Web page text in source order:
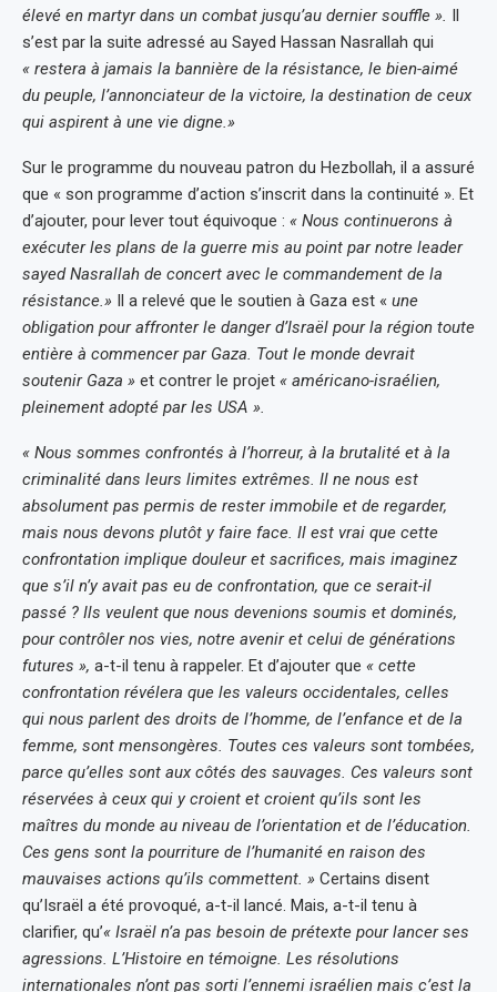
élevé en martyr dans un combat jusqu’au dernier souffle ». Il
s’est par la suite adressé au Sayed Hassan Nasrallah qui
« restera à jamais la bannière de la résistance, le bien-aimé
du peuple, l’annonciateur de la victoire, la destination de ceux
qui aspirent à une vie digne.»
Sur le programme du nouveau patron du Hezbollah, il a assuré
que « son programme d’action s’inscrit dans la continuité ». Et
d’ajouter, pour lever tout équivoque : « Nous continuerons à
exécuter les plans de la guerre mis au point par notre leader
sayed Nasrallah de concert avec le commandement de la
résistance.» Il a relevé que le soutien à Gaza est « une
obligation pour affronter le danger d’Israël pour la région toute
entière à commencer par Gaza. Tout le monde devrait
soutenir Gaza » et contrer le projet « américano-israélien,
pleinement adopté par les USA ».
« Nous sommes confrontés à l’horreur, à la brutalité et à la
criminalité dans leurs limites extrêmes. Il ne nous est
absolument pas permis de rester immobile et de regarder,
mais nous devons plutôt y faire face. Il est vrai que cette
confrontation implique douleur et sacrifices, mais imaginez
que s’il n’y avait pas eu de confrontation, que ce serait-il
passé ? Ils veulent que nous devenions soumis et dominés,
pour contrôler nos vies, notre avenir et celui de générations
futures », a-t-il tenu à rappeler. Et d’ajouter que « cette
confrontation révélera que les valeurs occidentales, celles
qui nous parlent des droits de l’homme, de l’enfance et de la
femme, sont mensongères. Toutes ces valeurs sont tombées,
parce qu’elles sont aux côtés des sauvages. Ces valeurs sont
réservées à ceux qui y croient et croient qu’ils sont les
maîtres du monde au niveau de l’orientation et de l’éducation.
Ces gens sont la pourriture de l’humanité en raison des
mauvaises actions qu’ils commettent. » Certains disent
qu’Israël a été provoqué, a-t-il lancé. Mais, a-t-il tenu à
clarifier, qu’« Israël n’a pas besoin de prétexte pour lancer ses
agressions. L’Histoire en témoigne. Les résolutions
internationales n’ont pas sorti l’ennemi israélien mais c’est la